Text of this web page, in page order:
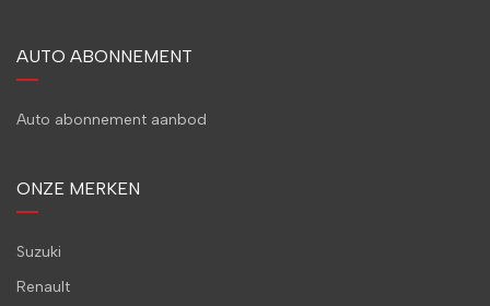
AUTO ABONNEMENT
Auto abonnement aanbod
ONZE MERKEN
Suzuki
Renault